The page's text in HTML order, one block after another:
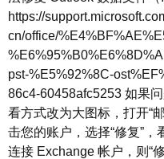
https://
cn/office/
pst-%E5%92%8C-
86c4-60458afc5253 如果
看方式改为大图标，打开“
击您的账户，选择“修复”
连接 Exchange 帐户，则“